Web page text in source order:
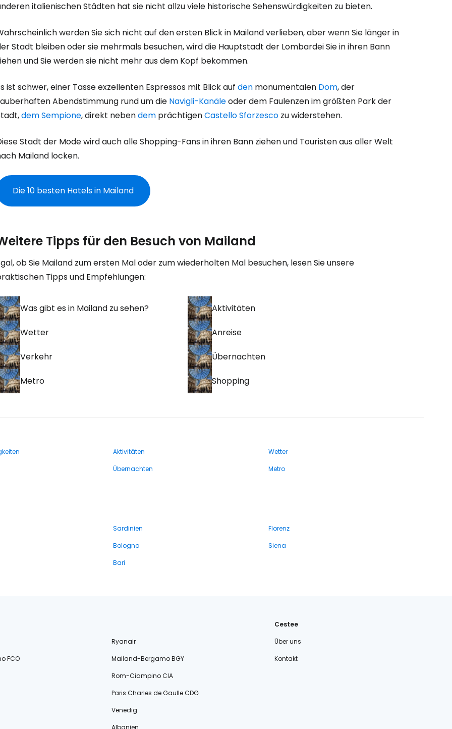
italienischen Städten hat sie nicht allzu viele historische Sehenswürdigkeiten zu bieten.
werden Sie sich nicht auf den ersten Blick in Mailand verlieben, aber wenn Sie länger in
Stadt bleiben oder sie mehrmals besuchen, wird die Hauptstadt der Lombardei Sie in ihren Bann
und Sie werden sie nicht mehr aus dem Kopf bekommen.
ist schwer, einer Tasse exzellenten Espressos mit Blick auf den monumentalen Dom, der
Abendstimmung rund um die Navigli-Kanäleoder dem Faulenzen im größten Park der
dem Sempione, direkt nebendem prächtigenCastello Sforzesco zu widerstehen.
Stadt der Mode wird auch alle Shopping-Fans in ihren Bann ziehen und Touristen aus aller Welt
Mailand locken.
Die 10 besten Hotels in Mailand
Tipps für den Besuch von Mailand
ob Sie Mailand zum ersten Mal oder zum wiederholten Mal besuchen, lesen Sie unsere
Tipps und Empfehlungen:
Was gibt es in Mailand zu sehen? Aktivitäten
Wetter Anreise
Verkehr Übernachten
Metro Shopping
Aktivitäten
Wetter
Übernachten
Metro
Sardinien
Florenz
Bologna
Siena
Bari
Ryanair
FCO
Mailand-Bergamo BGY
Rom-Ciampino CIA
Paris Charles de Gaulle CDG
Venedig
Albanien
Cestee
Über uns
Kontakt
Anmeldung bei Cestee
... die weltweite Reise-Community
Weiter mit Google